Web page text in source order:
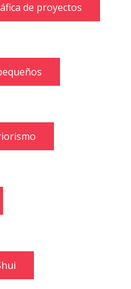
de proyectos